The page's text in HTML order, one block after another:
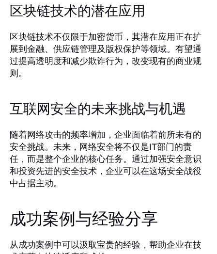
区块链技术的潜在应用
区块链技术不仅限于加密货币，其潜在应用正在扩
展到金融、供应链管理及版权保护等领域。有望通
过提高透明度和减少欺诈行为，改变现有的商业规
则。
互联网安全的未来挑战与机遇
随着网络攻击的频率增加，企业面临着前所未有的
安全挑战。未来，网络安全将不仅是IT部门的责
任，而是整个企业的核心任务。通过加强安全意识
和投资先进的安全技术，企业可以在这场安全战役
中占据主动。
成功案例与经验分享
从成功案例中可以汲取宝贵的经验，帮助企业在技